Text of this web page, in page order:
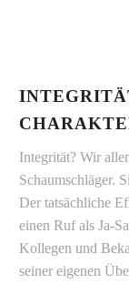
Integrität? Wir
Schaumschläger.
Der tatsächliche
einen Ruf als Ja-
Kollegen und
seiner eigenen